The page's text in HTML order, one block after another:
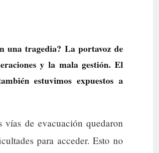
una tragedia? La portavoz de
y la mala gestión. El
estuvimos expuestos a
de evacuación quedaron
para acceder. Esto no